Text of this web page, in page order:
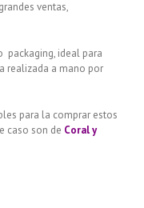
ventas,
packaging, ideal para
realizada a mano por
para la comprar estos
caso son de Coral y